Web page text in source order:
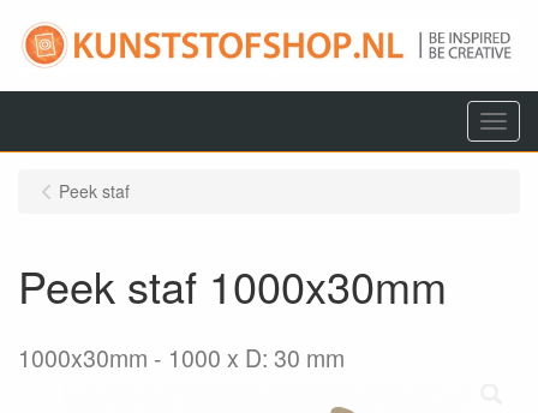
Menu
Peek staf
Peek staf 1000x30mm
1000x30mm 1000 x D: 30 mm